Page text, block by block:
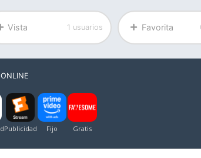
Vista 1 usuarios Favorita
ONLINE